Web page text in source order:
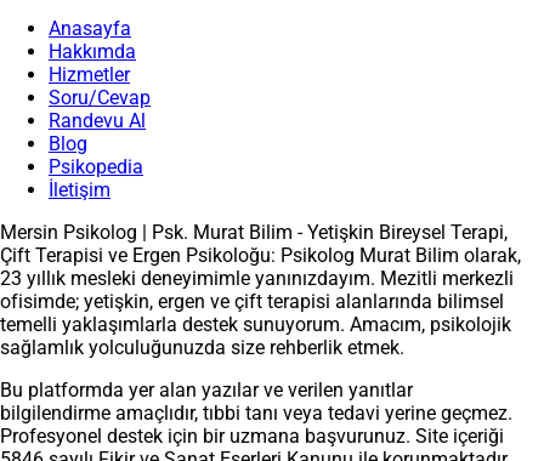
Anasayfa
Hakkımda
Hizmetler
Soru/Cevap
Randevu Al
Blog
Psikopedia
İletişim
Mersin Psikolog | Psk. Murat Bilim - Yetişkin Bireysel Terapi,
Çift Terapisi ve Ergen Psikoloğu: Psikolog Murat Bilim olarak,
23 yıllık mesleki deneyimimle yanınızdayım. Mezitli merkezli
ofisimde; yetişkin, ergen ve çift terapisi alanlarında bilimsel
temelli yaklaşımlarla destek sunuyorum. Amacım, psikolojik
sağlamlık yolculuğunuzda size rehberlik etmek.
Bu platformda yer alan yazılar ve verilen yanıtlar
bilgilendirme amaçlıdır, tıbbi tanı veya tedavi yerine geçmez.
Profesyonel destek için bir uzmana başvurunuz. Site içeriği